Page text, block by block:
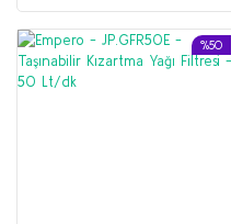
%50